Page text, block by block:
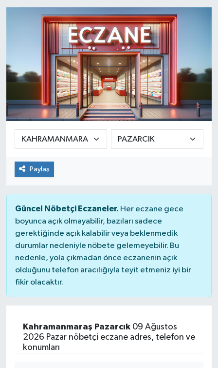
Paylaş
Güncel Nöbetçi Eczaneler. Her eczane gece
boyunca açık olmayabilir, bazıları sadece
gerektiğinde açık kalabilir veya beklenmedik
durumlar nedeniyle nöbete gelemeyebilir. Bu
nedenle, yola çıkmadan önce eczanenin açık
olduğunu telefon aracılığıyla teyit etmeniz iyi bir
fikir olacaktır.
Kahramanmaraş Pazarcık09 Ağustos
2026 Pazar nöbetçi eczane adres, telefon ve
konumları
Son Dakika Haberleri
Haber Arşivi